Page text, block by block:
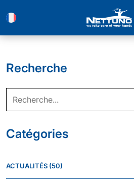
Recherche
Catégories
ACTUALITÉS (50)